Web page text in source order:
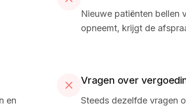
Nieuwe patiënten bellen
opneemt, krijgt de
en
Vragen over
Steeds dezelfde vragen